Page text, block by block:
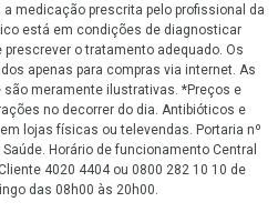
medicação prescrita pelo profissional da
está em condições de diagnosticar
prescrever o tratamento adequado. Os
apenas para compras via internet. As
meramente ilustrativas. *Preços e
no decorrer do dia. Antibióticos e
lojas físicas ou televendas. Portaria nº
Horário de funcionamento Central
4020 4404 ou 0800 282 10 10 de
das 08h00 às 20h00.